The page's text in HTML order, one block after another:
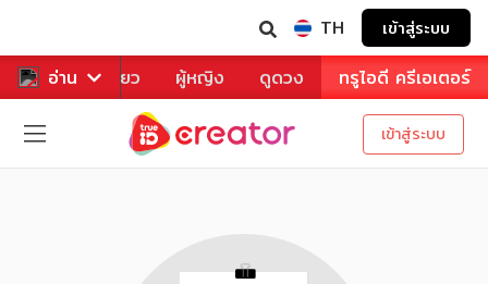
TH เข้าสู่ระบบ
อ่าน
หาร ท่องเที่ยว ผู้หญิง ดูดวง ทรูไอดี ครีเอเตอร์
เข้าสู่ระบบ